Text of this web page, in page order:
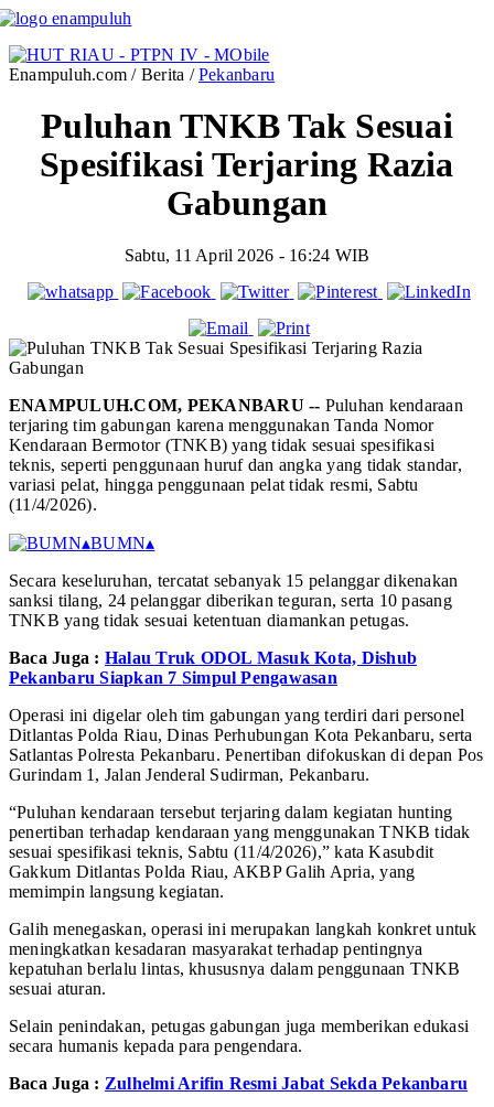
Enampuluh.com / Berita /Pekanbaru
Puluhan TNKB Tak Sesuai
Spesifikasi Terjaring Razia
Gabungan
Sabtu, 11 April 2026 - 16:24 WIB
ENAMPULUH.COM, PEKANBARU -- Puluhan kendaraan
terjaring tim gabungan karena menggunakan Tanda Nomor
Kendaraan Bermotor (TNKB) yang tidak sesuai spesifikasi
teknis, seperti penggunaan huruf dan angka yang tidak standar,
variasi pelat, hingga penggunaan pelat tidak resmi, Sabtu
(11/4/2026).
▴BUMN▴
Secara keseluruhan, tercatat sebanyak 15 pelanggar dikenakan
sanksi tilang, 24 pelanggar diberikan teguran, serta 10 pasang
TNKB yang tidak sesuai ketentuan diamankan petugas.
Baca Juga : Halau Truk ODOL Masuk Kota, Dishub
Pekanbaru Siapkan 7 Simpul Pengawasan
Operasi ini digelar oleh tim gabungan yang terdiri dari personel
Ditlantas Polda Riau, Dinas Perhubungan Kota Pekanbaru, serta
Satlantas Polresta Pekanbaru. Penertiban difokuskan di depan Pos
Gurindam 1, Jalan Jenderal Sudirman, Pekanbaru.
“Puluhan kendaraan tersebut terjaring dalam kegiatan hunting
penertiban terhadap kendaraan yang menggunakan TNKB tidak
sesuai spesifikasi teknis, Sabtu (11/4/2026),” kata Kasubdit
Gakkum Ditlantas Polda Riau, AKBP Galih Apria, yang
memimpin langsung kegiatan.
Galih menegaskan, operasi ini merupakan langkah konkret untuk
meningkatkan kesadaran masyarakat terhadap pentingnya
kepatuhan berlalu lintas, khususnya dalam penggunaan TNKB
sesuai aturan.
Selain penindakan, petugas gabungan juga memberikan edukasi
secara humanis kepada para pengendara.
Baca Juga : Zulhelmi Arifin Resmi Jabat Sekda Pekanbaru